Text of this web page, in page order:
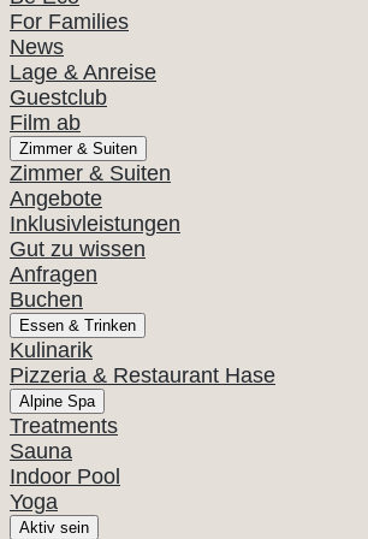
For Families
News
Lage & Anreise
Guestclub
Film ab
Zimmer & Suiten
Zimmer & Suiten
Angebote
Inklusivleistungen
Gut zu wissen
Anfragen
Buchen
Essen & Trinken
Kulinarik
Pizzeria & Restaurant Hase
Alpine Spa
Treatments
Sauna
Indoor Pool
Yoga
Aktiv sein